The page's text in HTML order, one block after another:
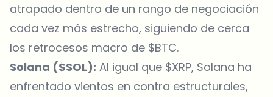
atrapado dentro de un rango de negociación
cada vez más estrecho, siguiendo de cerca
los retrocesos macro de $BTC.
Solana ($SOL): Al igual que $XRP, Solana ha
enfrentado vientos en contra estructurales,